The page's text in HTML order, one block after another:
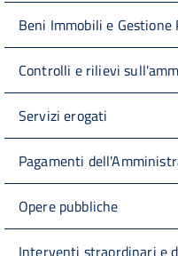
Beni Immobili e Gestione
Controlli e rilievi
Servizi erogati
Pagamenti
Opere pubbliche